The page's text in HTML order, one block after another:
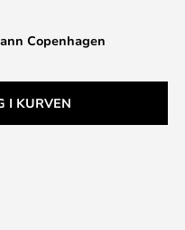
Copenhagen
I KURVEN